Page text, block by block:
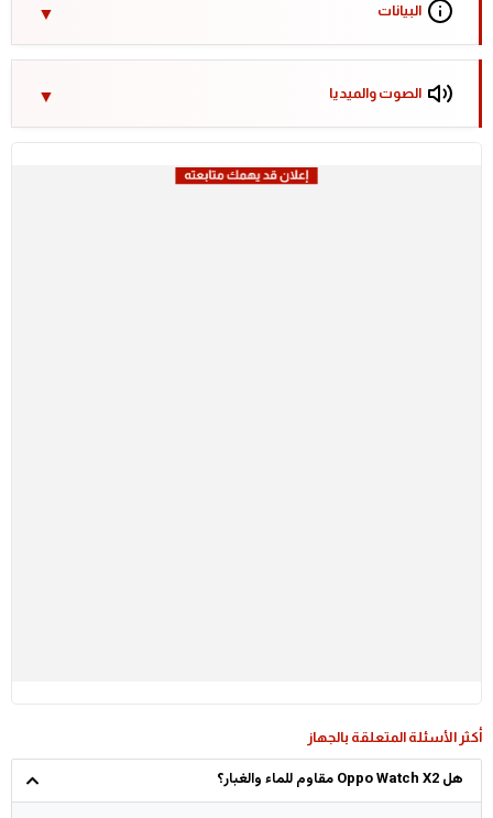
البيانات
الصوت والميديا
أكثر الأسئلة المتعلقة بالجهاز
هل Oppo Watch X2 مقاوم للماء والغبار؟